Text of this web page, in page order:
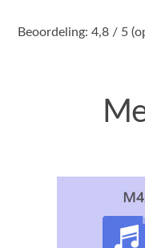
Beoordeling: 4,8 / 5